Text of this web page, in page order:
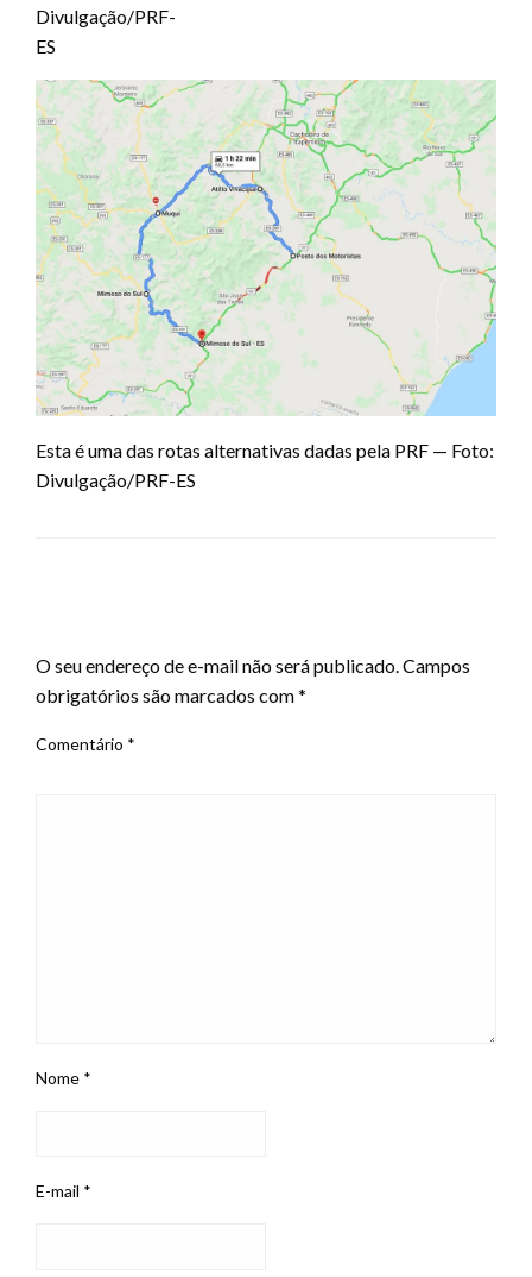
Esta é uma das rotas alternativas dadas pela PRF — Foto:
Divulgação/PRF-ES
O seu endereço de e-mail não será publicado.Campos
obrigatórios são marcados com*
Comentário *
Nome *
E-mail *